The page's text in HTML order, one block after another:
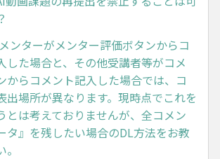
メンターがメンター評価ボタンからコ
した場合と、その他受講者等がコメ
からコメント記入した場合では、コ
出場所が異なります。現時点でこれを
とは考えておりませんが、全コメン
タ』を残したい場合のDL方法をお教